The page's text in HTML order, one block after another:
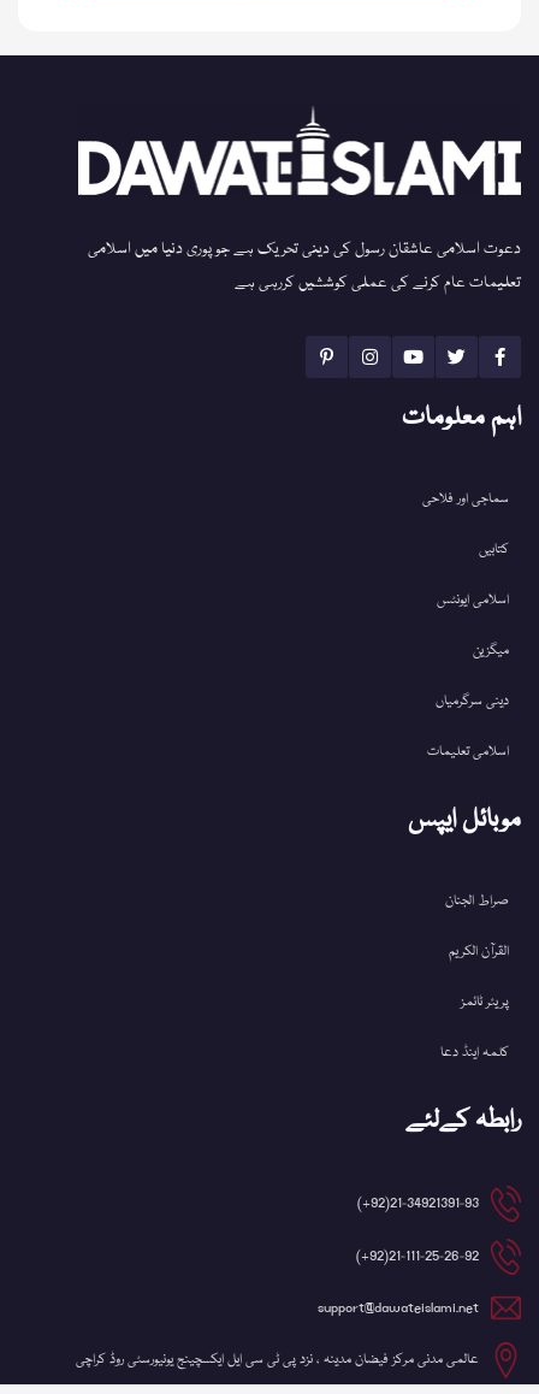
دعوت اسلامی عاشقان رسول کی دینی تحریک ہے جو پوری دنیا میں اسلامی
تعلیمات عام کرنے کی عملی کوششیں کررہی ہے
اہم معلومات
سماجی اور فلاحی
کتابیں
اسلامی ایونٹس
میگزین
دینی سرگرمیاں
اسلامی تعلیمات
موبائل ایپس
صراط الجنان
القرآن الکریم
پریئر ٹائمز
کلمہ اینڈ دعا
رابطہ کےلئے
21-34921391-93(92+)
21-111-25-26-92(92+)
support@dawateislami.net
عالمی مدنی مرکز فیضان مدینہ ، نزد پی ٹی سی ایل ایکسچینج یونیورسٹی روڈ کراچی